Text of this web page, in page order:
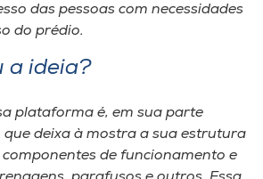
das pessoas com necessidades
do prédio.
a ideia?
plataforma é, em sua parte
deixa à mostra a sua estrutura
componentes de funcionamento e